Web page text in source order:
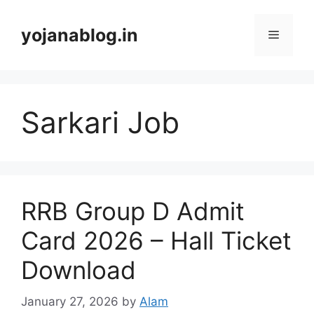
yojanablog.in
Sarkari Job
RRB Group D Admit
Card 2026 – Hall Ticket
Download
January 27, 2026 by Alam